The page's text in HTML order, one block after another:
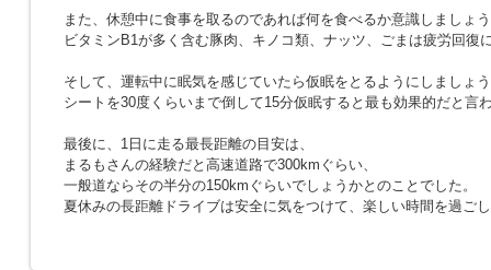
また、休憩中に食事を取るのであれば何を食べるか意識しましょ
ビタミンB1が多く含む豚肉、キノコ類、ナッツ、ごまは疲労回復
そして、運転中に眠気を感じていたら仮眠をとるようにしましょ
シートを30度くらいまで倒して15分仮眠すると最も効果的だと言
最後に、1日に走る最長距離の目安は、
まるもさんの経験だと高速道路で300kmぐらい、
一般道ならその半分の150kmぐらいでしょうかとのことでした。
夏休みの長距離ドライブは安全に気をつけて、楽しい時間を過ご